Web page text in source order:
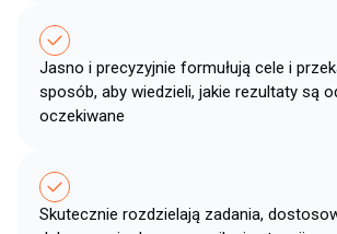
Jasno i precyzyjnie formułują cele i
sposób, aby wiedzieli, jakie rezultaty są
oczekiwane​
Skutecznie rozdzielają zadania,